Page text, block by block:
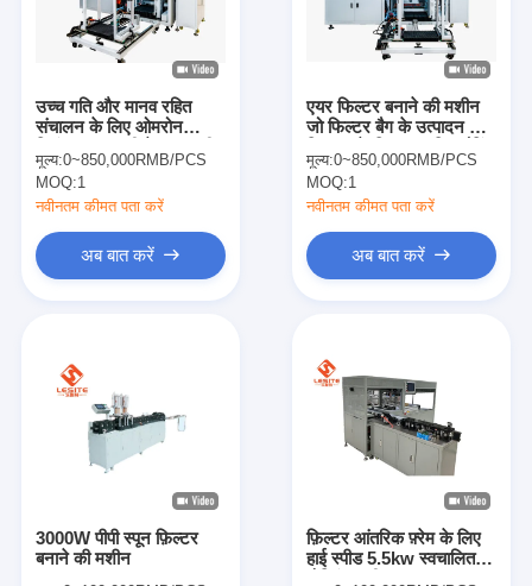
उच्च गति और मानव रहित
संचालन के लिए ओमरोन
तरह से स्वचालित विधानसभा
लाइन
मूल्य:0~850,000RMB/PCS
MOQ:1
नवीनतम कीमत पता करें
अब बात करें
एयर फिल्टर बनाने की मशीन
जो फिल्टर बैग के उत्पादन और
और रिवेटिंग समाधान प्रदान
करती है
मूल्य:0~850,000RMB/PCS
MOQ:1
नवीनतम कीमत पता करें
अब बात करें
3000W पीपी स्पून फ़िल्टर
बनाने की मशीन
फ़िल्टर आंतरिक फ़्रेम के लिए
हाई स्पीड 5.5kw स्वचालित